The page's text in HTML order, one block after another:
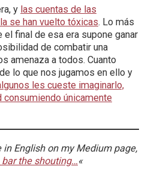
y las cuentas de las
se han vuelto tóxicas. Lo más
final de esa era supone ganar
de combatir una
amenaza a todos. Cuanto
lo que nos jugamos en ello y
les cueste imaginarlo,
únicamente
English on my Medium page,
the shouting…«